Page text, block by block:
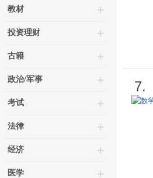
教材
投资理财
古籍
政治/军事
考试
法律
经济
医学
7.